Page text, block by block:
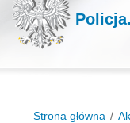
Strona główna